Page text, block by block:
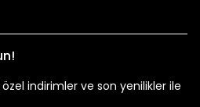
indirimler ve son yenilikler ile